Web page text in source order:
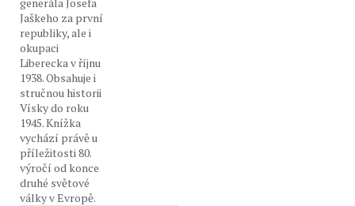
Jaškeho za první
republiky, ale i
okupaci
Liberecka v říjnu
1938. Obsahuje i
stručnou historii
Vísky do roku
1945. Knížka
vychází právě u
příležitosti 80.
výročí od konce
druhé světové
války v Evropě.